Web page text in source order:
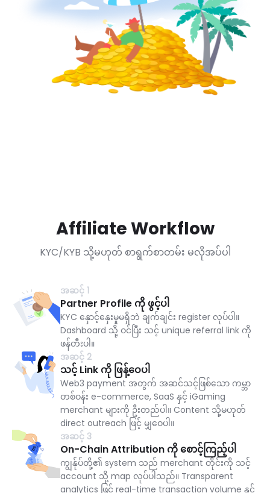
Affiliate Workflow
KYC/KYB သို့မဟုတ် စာရွက်စာတမ်း မလိုအပ်ပါ
အဆင့် 1
Partner Profile ကို ဖွင့်ပါ
KYC နှောင့်နှေးမှုမရှိဘဲ ချက်ချင်း register လုပ်ပါ။
Dashboard သို့ ဝင်ပြီး သင့် unique referral link ကို
ဖန်တီးပါ။
အဆင့် 2
သင့် Link ကို ဖြန့်ဝေပါ
Web3 payment အတွက် အဆင်သင့်ဖြစ်သော ကမ္ဘာ
တစ်ဝန်း e-commerce, SaaS နှင့် iGaming
merchant များကို ဦးတည်ပါ။ Content သို့မဟုတ်
direct outreach ဖြင့် မျှဝေပါ။
အဆင့် 3
On-Chain Attribution ကို စောင့်ကြည့်ပါ
ကျွန်ုပ်တို့၏ system သည် merchant တိုင်းကို သင့်
account သို့ map လုပ်ပါသည်။ Transparent
analytics ဖြင့် real-time transaction volume နှင့်